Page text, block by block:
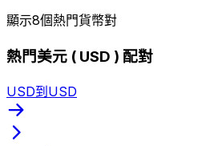
顯示8個熱門貨幣對
熱門美元 ( USD ) 配對
USD到USD